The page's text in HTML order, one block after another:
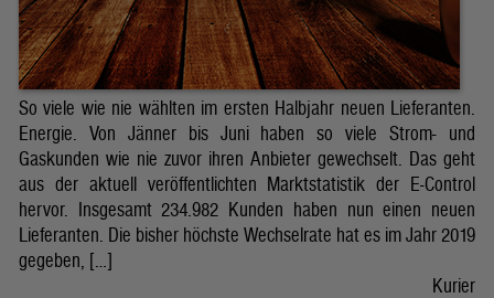
So viele wie nie wählten im ersten Halbjahr neuen Lieferanten.
Energie. Von Jänner bis Juni haben so viele Strom- und
Gaskunden wie nie zuvor ihren Anbieter gewechselt. Das geht
aus der aktuell veröffentlichten Marktstatistik der E-Control
hervor. Insgesamt 234.982 Kunden haben nun einen neuen
Lieferanten. Die bisher höchste Wechselrate hat es im Jahr 2019
gegeben, […]
Kurier